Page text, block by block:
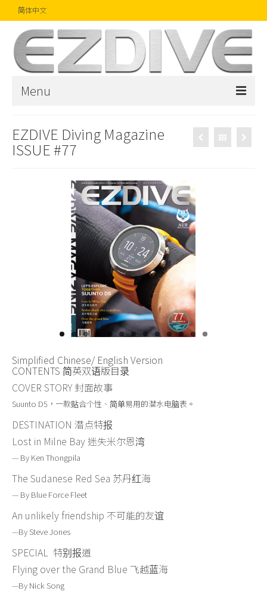
简体中文
Menu
杂志
EZDIVE Diving Magazine
ISSUE #77
Simplified Chinese/ English Version
CONTENTS 简英双语版目录
COVER STORY 封面故事
Suunto D5，一款贴合个性、简单易用的潜水电脑表。
DESTINATION 潜点特报
Lost in Milne Bay 迷失米尔恩湾
— By Ken Thongpila
The Sudanese Red Sea 苏丹红海
— By Blue Force Fleet
An unlikely friendship 不可能的友谊
—By Steve Jones
SPECIAL 特别报道
Flying over the Grand Blue 飞越蓝海
—By Nick Song